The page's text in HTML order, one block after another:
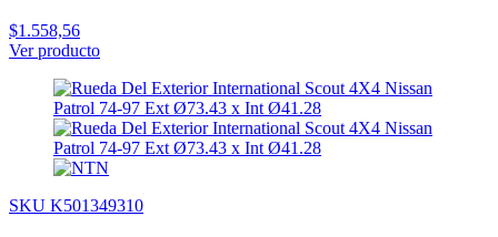
$1.558,56
Ver producto
SKU K501349310